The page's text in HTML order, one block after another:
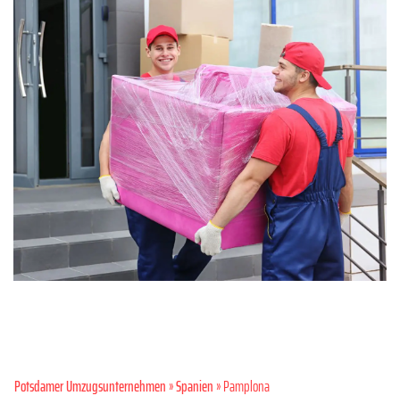
Potsdamer Umzugsunternehmen»Spanien» Pamplona